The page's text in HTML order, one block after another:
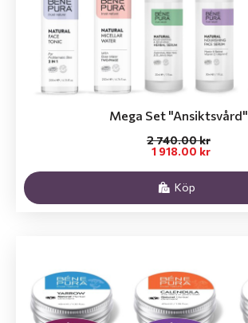
Mega Set "Ansiktsvård"
1 918.00 kr
2 740.00 kr
Köp